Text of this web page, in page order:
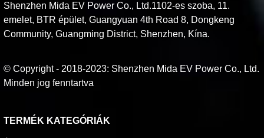
Shenzhen Mida EV Power Co., Ltd.1102-es szoba, 11.
emelet, BTR épület, Guangyuan 4th Road 8, Dongkeng
Community, Guangming District, Shenzhen, Kína.
© Copyright - 2018-2023: Shenzhen Mida EV Power Co., Ltd.
Minden jog fenntartva
TERMÉK KATEGÓRIÁK